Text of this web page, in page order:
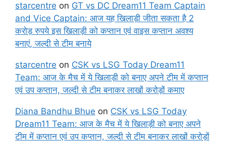
starcentre on GT vs DC Dream11 Team Captain
and Vice Captain: आज यह खिलाड़ी जीता सकता है 2
करोड़ रुपये इस खिलाड़ी को कप्तान एवं वाइस कप्तान अवश्य
बनाएं, जल्दी से टीम बनाये
starcentre on CSK vs LSG Today Dream11
Team: आज के मैच में ये खिलाड़ी को बनाए अपने टीम में कप्तान
एवं उप कप्तान, जल्दी से टीम बनाकर लाखों करोड़ों कमाए
Diana Bandhu Bhue on CSK vs LSG Today
Dream11 Team: आज के मैच में ये खिलाड़ी को बनाए अपने
टीम में कप्तान एवं उप कप्तान, जल्दी से टीम बनाकर लाखों करोड़ों